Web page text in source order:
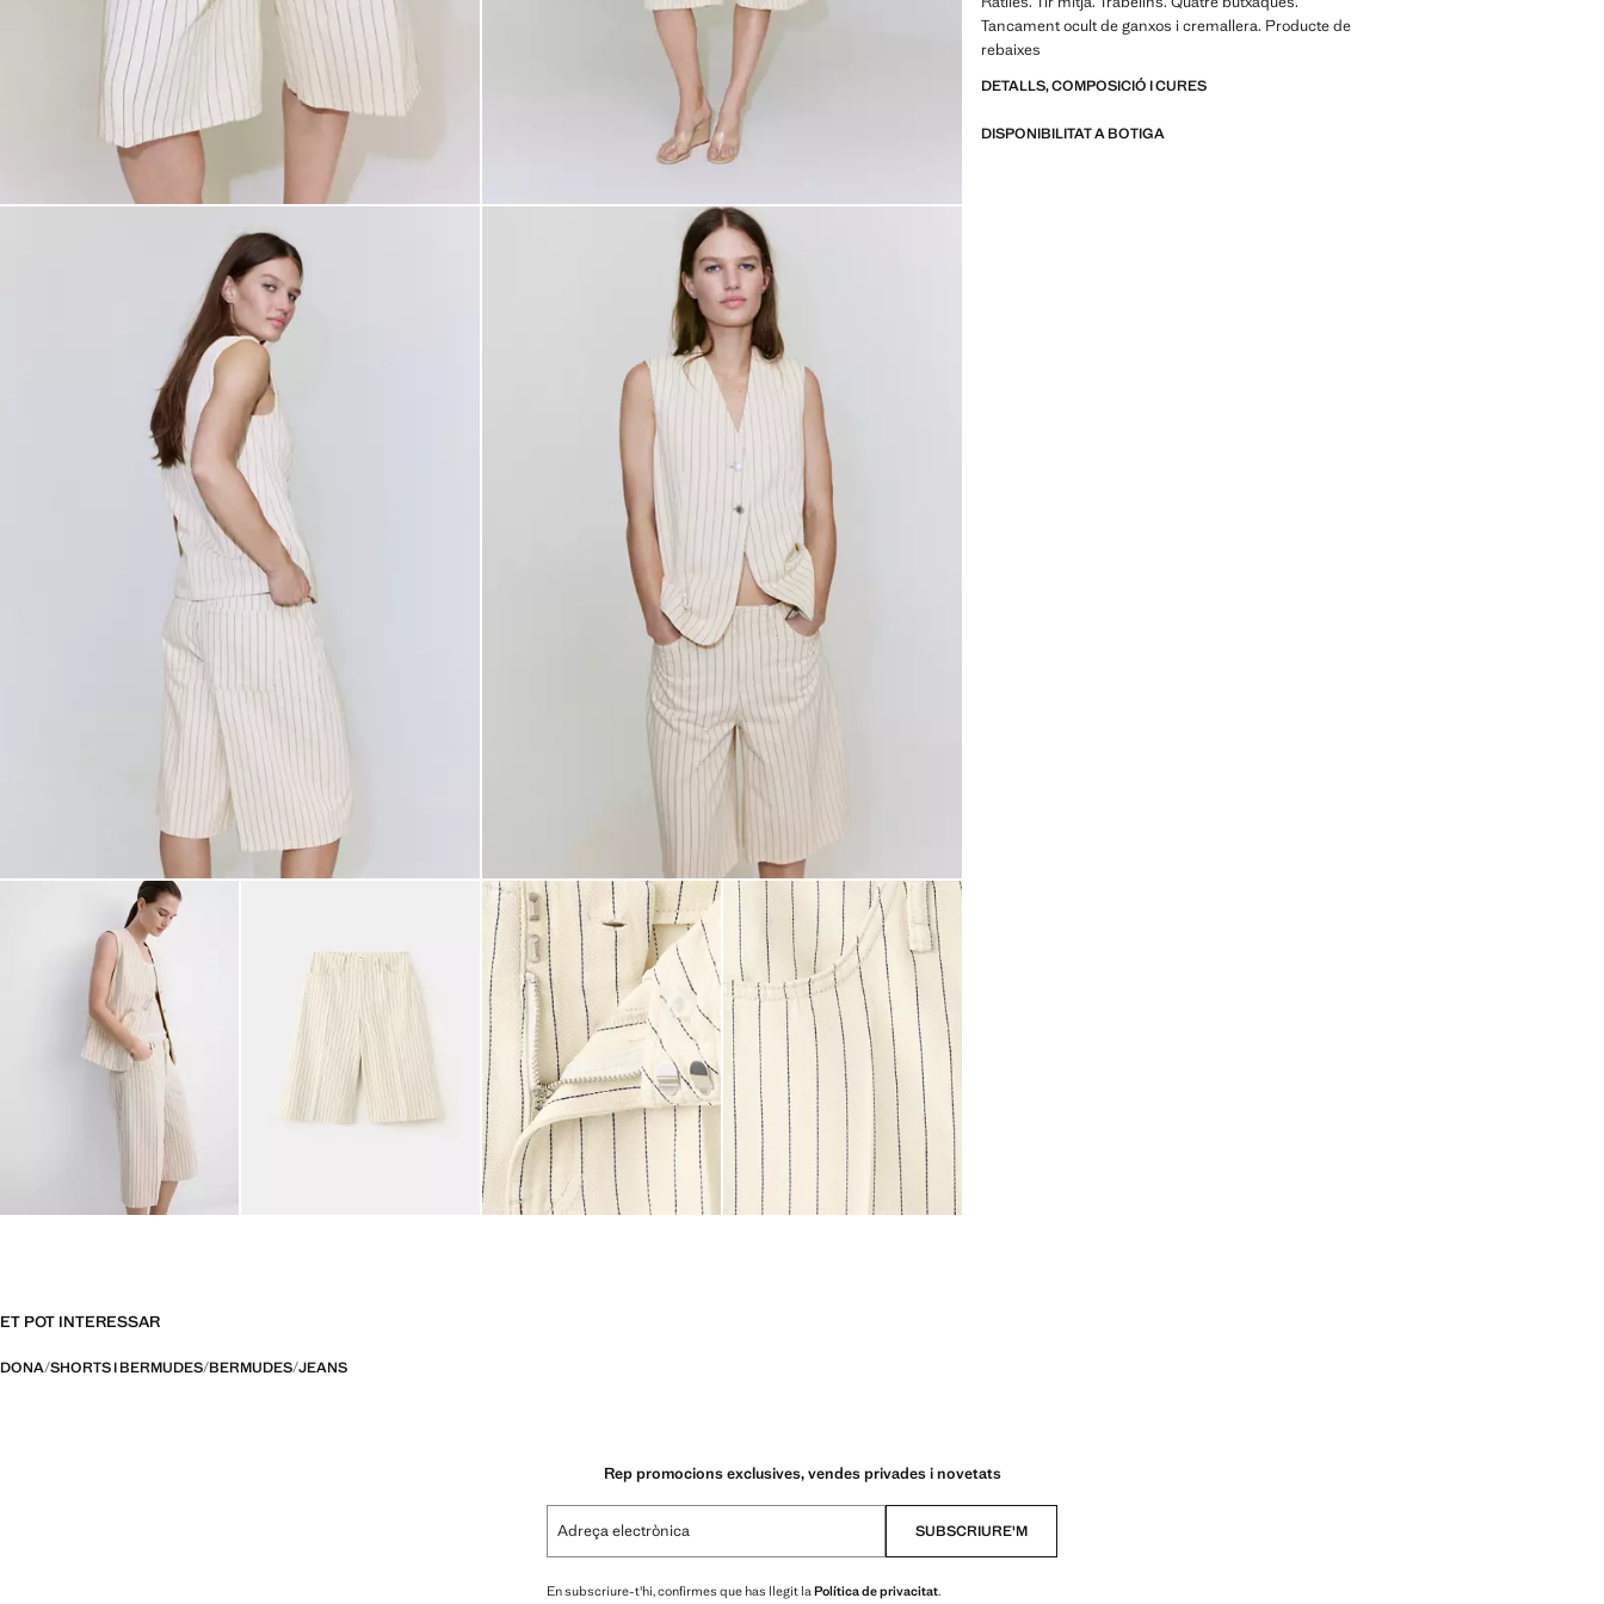
Tancament ocult de ganxos i cremallera. Producte de
rebaixes
DETALLS, COMPOSICIÓ I CURES
DISPONIBILITAT A BOTIGA
ET POT INTERESSAR
DONA SHORTS I BERMUDES BERMUDES JEANS
Rep promocions exclusives, vendes privades i novetats
Adreça electrònica SUBSCRIURE'M
En subscriure-t'hi, confirmes que has llegit laPolítica de privacitat.